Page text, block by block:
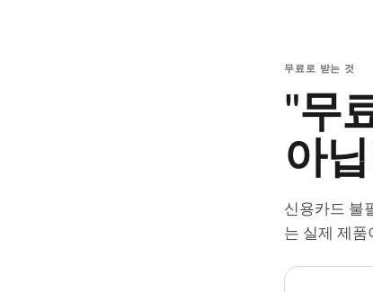
무료로 받는 것
"무
아
신용카드 불
는 실제 제품